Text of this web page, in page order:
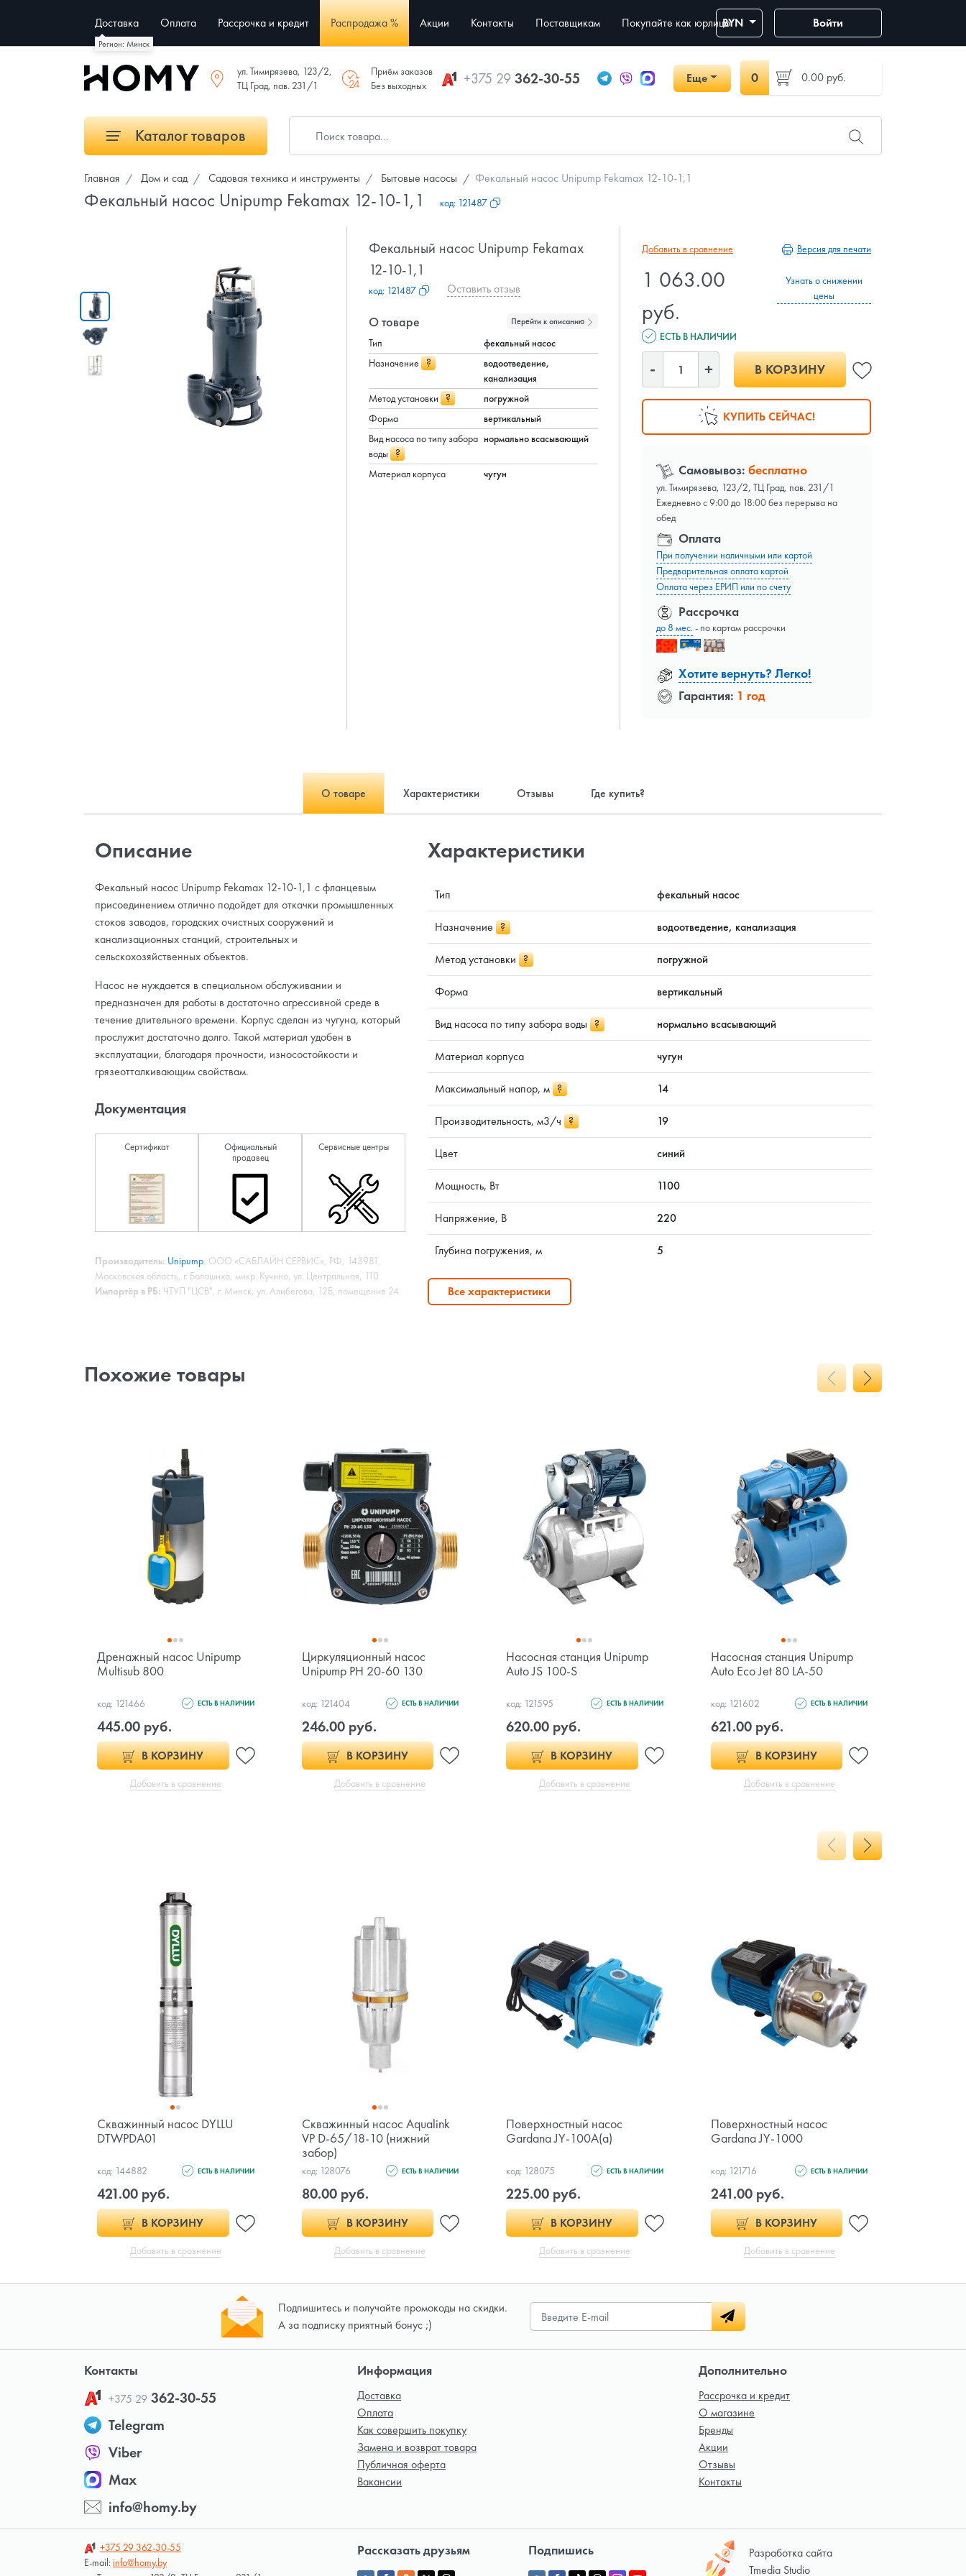
Регион: Минск
Доставка Оплата Рассрочка и кредит Распродажа % Акции Контакты Поставщикам Покупайте как юрлицоBYN Войти
ул. Тимирязева, 123/2,
ТЦ Град, пав. 231/1
Приём заказов
Без выходных
+375 29362-30-55 Еще 0 0.00 руб.
Каталог товаров
Главная Дом и сад Садовая техника и инструменты Бытовые насосы Фекальный насос Unipump Fekamax 12-10-1,1
Фекальный насос Unipump Fekamax 12-10-1,1 код: 121487
Фекальный насос Unipump Fekamax
12-10-1,1
код: 121487 Оставить отзыв
О товаре Перейти к описанию
Тип
фекальный насос
Назначение ?
водоотведение,
канализация
Метод установки ?
погружной
Форма
вертикальный
Вид насоса по типу забора
воды ?
нормально всасывающий
Материал корпуса чугун
Добавить в сравнение Версия для печати
1 063.00
руб.
Узнать о снижении
цены
ЕСТЬ В НАЛИЧИИ
В КОРЗИНУ
КУПИТЬ СЕЙЧАС!
Самовывоз: бесплатно
ул. Тимирязева, 123/2, ТЦ Град, пав. 231/1
Ежедневно с 9:00 до 18:00 без перерыва на
обед
Оплата
При получении наличными или картой
Предварительная оплата картой
Оплата через ЕРИП или по счету
Рассрочка
до 8 мес.- по картам рассрочки
Хотите вернуть? Легко!
Гарантия: 1 год
О товаре Характеристики Отзывы Где купить?
Описание
Фекальный насос Unipump Fekamax 12-10-1,1 с фланцевым
присоединением отлично подойдет для откачки промышленных
стоков заводов, городских очистных сооружений и
канализационных станций, строительных и
сельскохозяйственных объектов.
Насос не нуждается в специальном обслуживании и
предназначен для работы в достаточно агрессивной среде в
течение длительного времени. Корпус сделан из чугуна, который
прослужит достаточно долго. Такой материал удобен в
эксплуатации, благодаря прочности, износостойкости и
грязеотталкивающим свойствам.
Документация
Сертификат
Официальный
продавец
Сервисные центры
Производитель: Unipump, ООО «САБЛАЙН СЕРВИС», РФ, 143981,
Московская область, г. Балашиха, микр. Кучино, ул. Центральная, 110
Импортёр в РБ: ЧТУП "ЦСВ", г. Минск, ул. Алибегова, 12Б, помещение 24
Характеристики
Тип фекальный насос
Назначение ? водоотведение, канализация
Метод установки ? погружной
Форма вертикальный
Вид насоса по типу забора воды ? нормально всасывающий
Материал корпуса чугун
Максимальный напор, м ? 14
Производительность, м3/ч ? 19
Цвет синий
Мощность, Вт 1100
Напряжение, В 220
Глубина погружения, м 5
Все характеристики
Похожие товары
Дренажный насос Unipump
Multisub 800
код: 121466 ЕСТЬ В НАЛИЧИИ
445.00 руб.
В КОРЗИНУ
Добавить в сравнение
Циркуляционный насос
Unipump PH 20-60 130
код: 121404 ЕСТЬ В НАЛИЧИИ
246.00 руб.
В КОРЗИНУ
Добавить в сравнение
Насосная станция Unipump
Auto JS 100-S
код: 121595 ЕСТЬ В НАЛИЧИИ
620.00 руб.
В КОРЗИНУ
Добавить в сравнение
Насосная станция Unipump
Auto Eco Jet 80 LA-50
код: 121602 ЕСТЬ В НАЛИЧИИ
621.00 руб.
В КОРЗИНУ
Добавить в сравнение
Скважинный насос DYLLU
DTWPDA01
код: 144882 ЕСТЬ В НАЛИЧИИ
421.00 руб.
В КОРЗИНУ
Добавить в сравнение
Скважинный насос Aqualink
VP D-65/18-10 (нижний
забор)
код: 128076 ЕСТЬ В НАЛИЧИИ
80.00 руб.
В КОРЗИНУ
Добавить в сравнение
Поверхностный насос
Gardana JY-100A(a)
код: 128075 ЕСТЬ В НАЛИЧИИ
225.00 руб.
В КОРЗИНУ
Добавить в сравнение
Поверхностный насос
Gardana JY-1000
код: 121716 ЕСТЬ В НАЛИЧИИ
241.00 руб.
В КОРЗИНУ
Добавить в сравнение
Подпишитесь и получайте промокоды на скидки.
А за подписку приятный бонус ;)
Контакты
+375 29 362-30-55
Telegram
Viber
Max
info@homy.by
Информация
Доставка
Оплата
Как совершить покупку
Замена и возврат товара
Публичная оферта
Вакансии
Дополнительно
Рассрочка и кредит
О магазине
Бренды
Акции
Отзывы
Контакты
+375 29 362-30-55
E-mail:info@homy.by
Рассказать друзьям Подпишись
Разработка сайта
Tmedia Studio